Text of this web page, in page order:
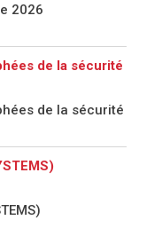
2026
de la sécurité
de la sécurité